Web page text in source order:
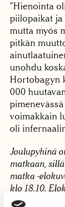
”Hienointa
piilopaikat
mutta myös
pitkän
unohdu
Hortobagyn
000
voimakkain
oli
Joulupyhinä
matkaan,
matka -
klo 18.10.
Areenassa